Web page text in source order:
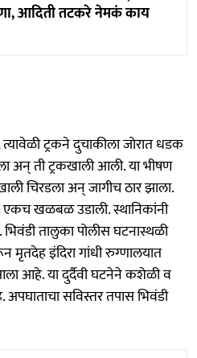
आदिती तटकरे नेमकं काय
त्यावेळी ट्रकने दुचाकीला जोरात धडक
अन् ती ट्रकखाली आली. या भीषण
चिरडला अन् जागीच ठार झाला.
एकच खळबळ उडाली. स्थानिकांनी
भिवंडी तालुका पोलीस घटनास्थळी
इंदिरा गांधी रुग्णालयात
आहे. या दुर्दैवी घटनेने कशेळी व
सविस्तर तपास भिवंडी